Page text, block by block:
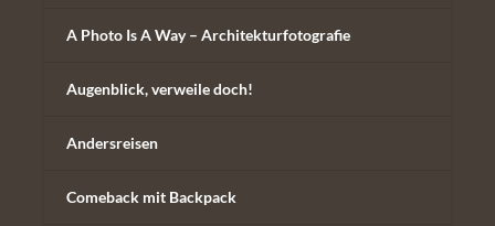
A Photo Is A Way – Architekturfotografie
Augenblick, verweile doch!
Andersreisen
Comeback mit Backpack